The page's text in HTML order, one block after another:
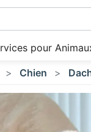
pour
Chien